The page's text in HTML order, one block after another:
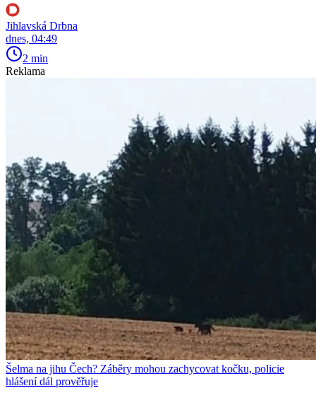
Jihlavská Drbna
dnes, 04:49
2 min
Reklama
Šelma na jihu Čech? Záběry mohou zachycovat kočku, policie
hlášení dál prověřuje